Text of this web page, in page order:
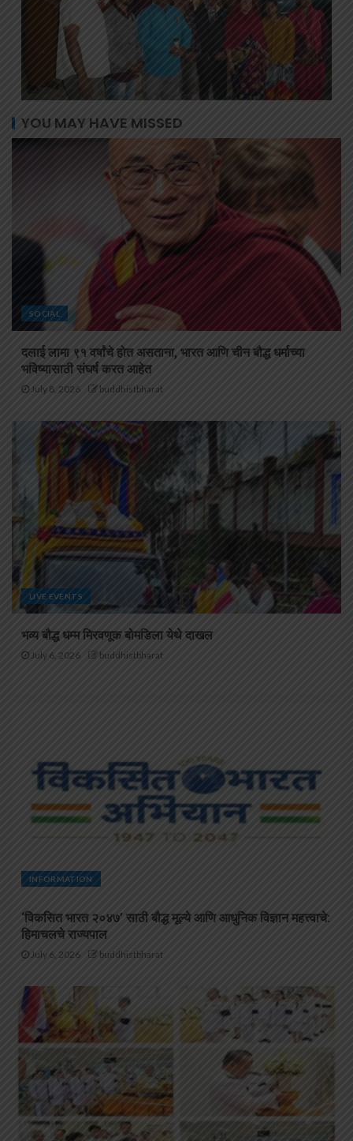
YOU MAY HAVE MISSED
SOCIAL
दलाई लामा ९१ वर्षांचे होत असताना, भारत आणि चीन बौद्ध धर्माच्या
भविष्यासाठी संघर्ष करत आहेत
July 8, 2026 buddhistbharat
LIVE EVENTS
भव्य बौद्ध धम्म मिरवणूक बोमडिला येथे दाखल
July 6, 2026 buddhistbharat
INFORMATION
‘विकसित भारत २०४७’ साठी बौद्ध मूल्ये आणि आधुनिक विज्ञान महत्त्वाचे:
हिमाचलचे राज्यपाल
July 6, 2026 buddhistbharat